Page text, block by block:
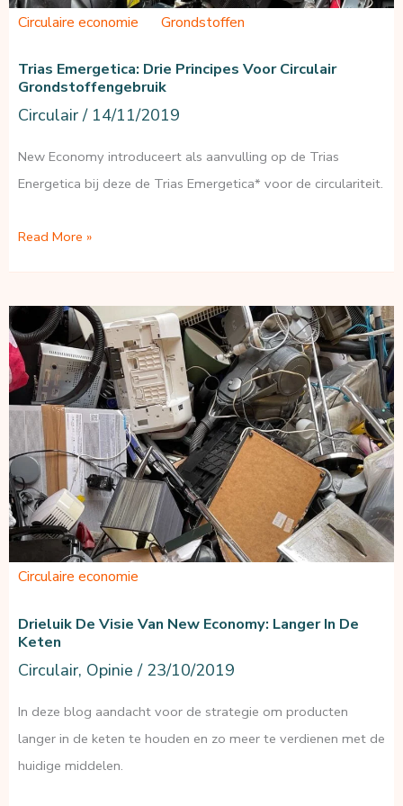
Circulaire economie Grondstoffen
Trias Emergetica: Drie Principes Voor Circulair
Grondstoffengebruik
Circulair/ 14/11/2019
New Economy introduceert als aanvulling op de Trias
Energetica bij deze de Trias Emergetica* voor de circulariteit.
Trias
principes
voor
circulair
grondstoffengebruik
Read More »
Circulaire economie
Drieluik De Visie Van New Economy: Langer In De
Keten
Circulair, Opinie / 23/10/2019
In deze blog aandacht voor de strategie om producten
langer in de keten te houden en zo meer te verdienen met de
huidige middelen.